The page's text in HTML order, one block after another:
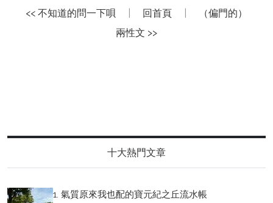
<< 不知道的問一下唄 回首頁
（偏門的）
兩性文 >>
十大熱門文章
1. 氣質原來我也配的寶元紀之丘流水帳